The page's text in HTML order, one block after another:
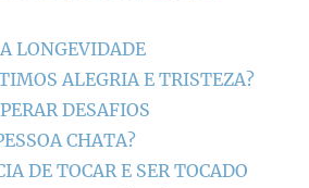
LONGEVIDADE
ALEGRIA E TRISTEZA?
DESAFIOS
CHATA?
DE TOCAR E SER TOCADO